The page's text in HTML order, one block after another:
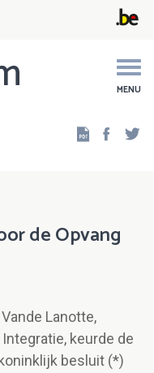
MENU
de Opvang
Lanotte,
keurde de
besluit (*)